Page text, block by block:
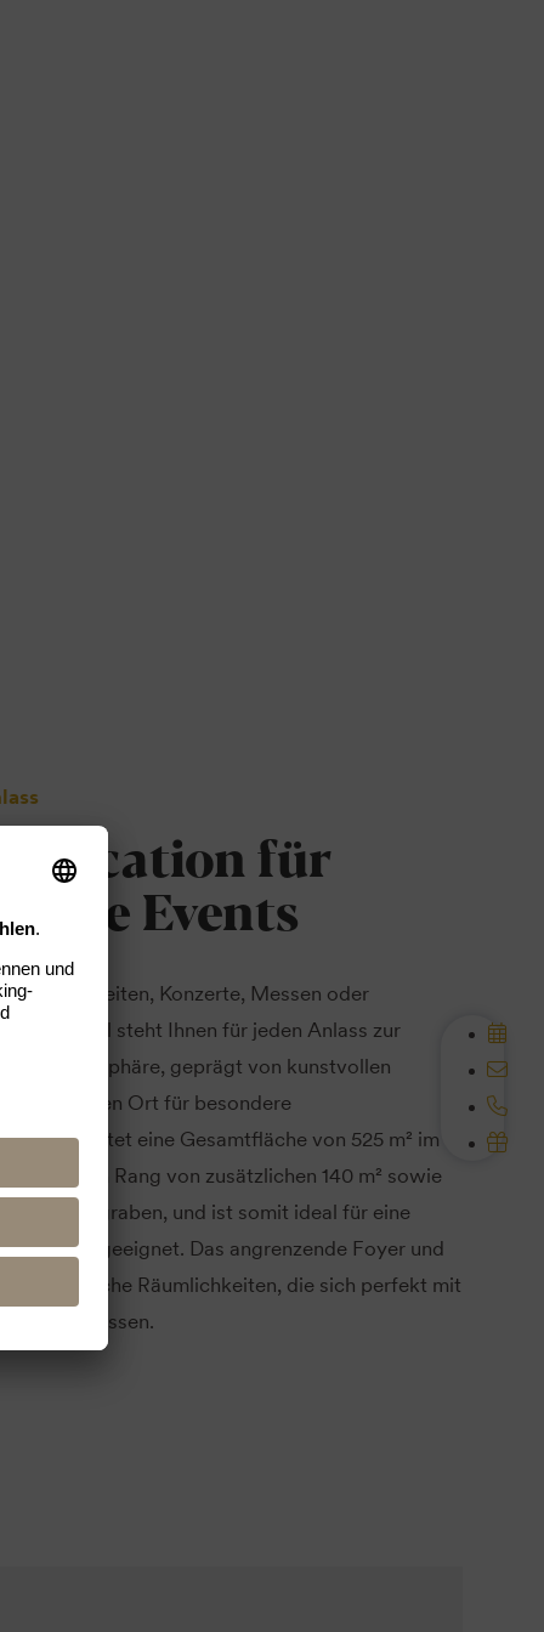
Location für
Events
Feierlichkeiten, Konzerte, Messen oder
steht Ihnen für jeden Anlass zur
Atmosphäre, geprägt von kunstvollen
begehrten Ort für besondere
Saal bietet eine Gesamtfläche von 525 m² im
einen Rang von zusätzlichen 140 m² sowie
Orchestergraben, und ist somit ideal für eine
geeignet. Das angrenzende Foyer und
zusätzliche Räumlichkeiten, die sich perfekt mit
lassen.